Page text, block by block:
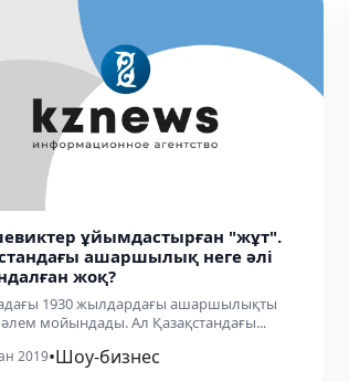
ұйымдастырған "жұт".
ашаршылық неге әлі
жоқ?
1930 жылдардағы ашаршылықты
әлем мойындады. Ал Қазақстандағы...
2019•Шоу-бизнес